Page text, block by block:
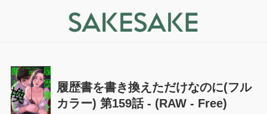
履歴書を書き換えただけなのに(フル
カラー) 第159話 - (RAW - Free)